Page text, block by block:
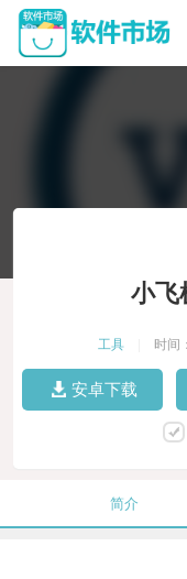
小飞
工具 时间
安卓下载
简介